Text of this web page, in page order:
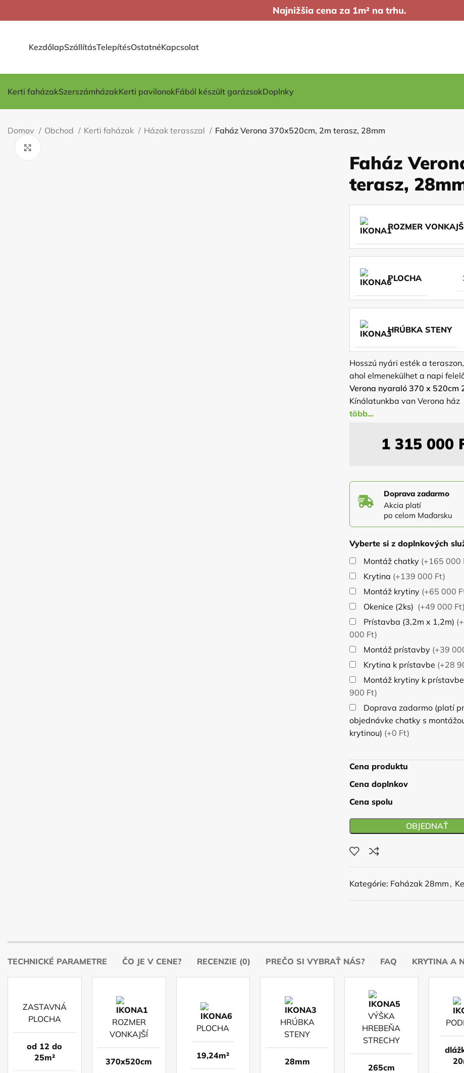
Najnižšia cena za 1m² na trhu.
KezdőlapSzállításTelepítésOstatnéKapcsolat
Kerti faházakSzerszámházakKerti pavilonokFából készült garázsokDoplnky
Domov Obchod Kerti faházak Házak terasszal Faház Verona 370x520cm, 2m terasz, 28mm
Faház
terasz,
ROZMER
PLOCHA
HRÚBKA STENY
Hosszú nyári esték a
ahol elmenekülhet a napi
Verona nyaraló 370 x
Kínálatunkba van Verona
fa hajópadló
egyik nyitható, a másik fix. A
Verona egyik előnye, hogy
1 315 000
Doprava zadarmo
Akcia platí
po celom Maďarsku
Vyberte si z doplnkových
Montáž chatky (+165 000
Krytina (+139 000 Ft)
Montáž krytiny (+65 000
Okenice (2ks) (+49 000 Ft)
Prístavba (3,2m x 1,2m)
000 Ft)
Montáž prístavby (+39
Krytina k prístavbe (+28
Montáž krytiny k prístavbe
900 Ft)
Doprava zadarmo (platí
objednávke chatky s
krytinou) (+0 Ft)
Cena produktu
Cena doplnkov
Cena spolu
OBJEDNAŤ
Kategórie: Faházak 28mm ,
TECHNICKÉ PARAMETRE ČO JE V CENE? RECENZIE (0) PREČO SI VYBRAŤ NÁS? FAQ KRYTINA A
ZASTAVNÁ
PLOCHA
od 12 do
25m²
ROZMER
VONKAJŠÍ
370x520cm
PLOCHA
19,24m²
HRÚBKA
STENY
28mm
VÝŠKA
HREBEŇA
STRECHY
265cm